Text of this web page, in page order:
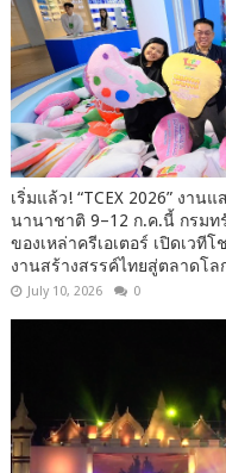
เริ่มแล้ว! “TCEX 2026” งา
นานาชาติ 9–12 ก.ค.นี้ กรม
ของเหล่าครีเอเตอร์ เปิดเวที
งานสร้างสรรค์ไทยสู่ตลาดโล
July 10, 2026 0